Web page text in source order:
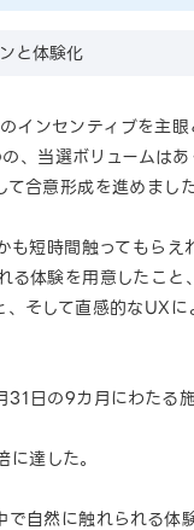
と体験化
インセンティブを主
、当選ボリュームは
合意形成を進めまし
短時間触ってもらえ
体験を用意したこと
そして直感的なUXに
日の9カ月にわたる
達した。
自然に触れられる体